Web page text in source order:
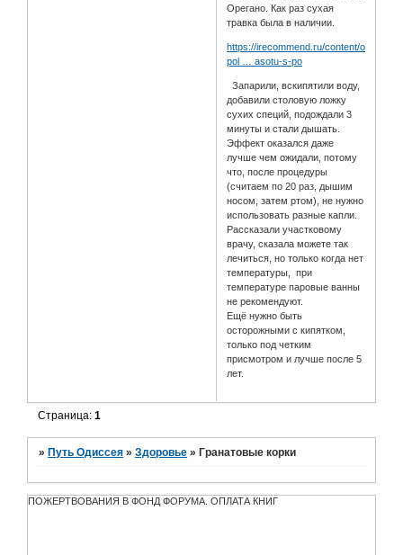
Орегано. Как раз сухая
травка была в наличии.
https://irecommend.ru/content/ochen-
pol … asotu-s-po
Запарили, вскипятили воду,
добавили столовую ложку
сухих специй, подождали 3
минуты и стали дышать.
Эффект оказался даже
лучше чем ожидали, потому
что, после процедуры
(считаем по 20 раз, дышим
носом, затем ртом), не нужно
использовать разные капли.
Рассказали участковому
врачу, сказала можете так
лечиться, но только когда нет
температуры, при
температуре паровые ванны
не рекомендуют.
Ещё нужно быть
осторожными с кипятком,
только под четким
присмотром и лучше после 5
лет.
Страница:1
» Путь Одиссея »Здоровье » Гранатовые корки
ПОЖЕРТВОВАНИЯ В ФОНД ФОРУМА. ОПЛАТА КНИГ